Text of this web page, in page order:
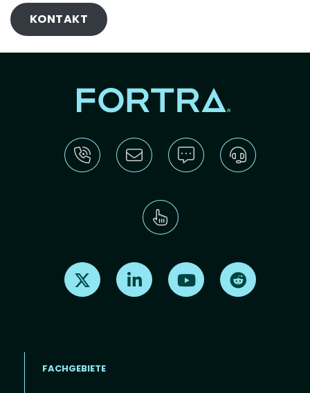
KONTAKT
Find us on X Find us on LinkedInFind us on Youtube
FACHGEBIETE